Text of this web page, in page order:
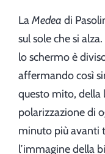
LaMedea di
sul sole che si
lo schermo è
affermando così
questo mito, della
polarizzazione di
minuto più avanti
l’immagine della